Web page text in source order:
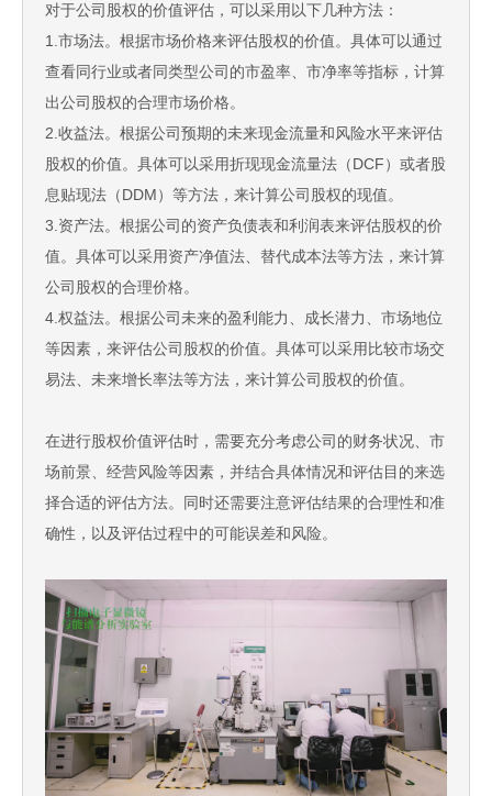
对于公司股权的价值评估，可以采用以下几种方法：
1.市场法。根据市场价格来评估股权的价值。具体可以通过
查看同行业或者同类型公司的市盈率、市净率等指标，计算
出公司股权的合理市场价格。
2.收益法。根据公司预期的未来现金流量和风险水平来评估
股权的价值。具体可以采用折现现金流量法（DCF）或者股
息贴现法（DDM）等方法，来计算公司股权的现值。
3.资产法。根据公司的资产负债表和利润表来评估股权的价
值。具体可以采用资产净值法、替代成本法等方法，来计算
公司股权的合理价格。
4.权益法。根据公司未来的盈利能力、成长潜力、市场地位
等因素，来评估公司股权的价值。具体可以采用比较市场交
易法、未来增长率法等方法，来计算公司股权的价值。
在进行股权价值评估时，需要充分考虑公司的财务状况、市
场前景、经营风险等因素，并结合具体情况和评估目的来选
择合适的评估方法。同时还需要注意评估结果的合理性和准
确性，以及评估过程中的可能误差和风险。